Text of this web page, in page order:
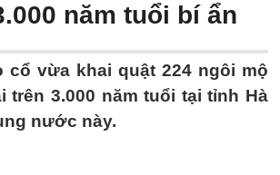
năm tuổi bí ẩn
cổ vừa khai quật 224 ngôi mộ
trên 3.000 năm tuổi tại tỉnh Hà
nước này.